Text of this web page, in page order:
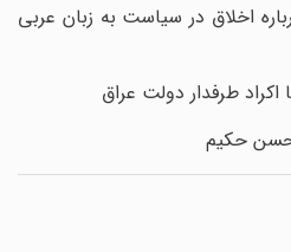
اخلاق در سیاست به زبان عربی
طرفدار دولت عراق
حکیم